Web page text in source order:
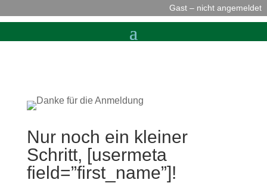
Gast – nicht angemeldet
Nur noch ein kleiner
Schritt, [usermeta
field=”first_name”]!